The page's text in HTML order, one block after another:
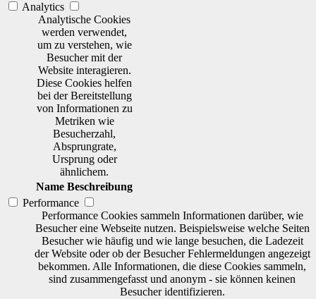
Analytics
Analytische Cookies
werden verwendet,
um zu verstehen, wie
Besucher mit der
Website interagieren.
Diese Cookies helfen
bei der Bereitstellung
von Informationen zu
Metriken wie
Besucherzahl,
Absprungrate,
Ursprung oder
ähnlichem.
Name Beschreibung
Performance
Performance Cookies sammeln Informationen darüber, wie
Besucher eine Webseite nutzen. Beispielsweise welche Seiten
Besucher wie häufig und wie lange besuchen, die Ladezeit
der Website oder ob der Besucher Fehlermeldungen angezeigt
bekommen. Alle Informationen, die diese Cookies sammeln,
sind zusammengefasst und anonym - sie können keinen
Besucher identifizieren.